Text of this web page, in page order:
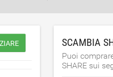
SCAMBIA
Puoi
SHARE sui